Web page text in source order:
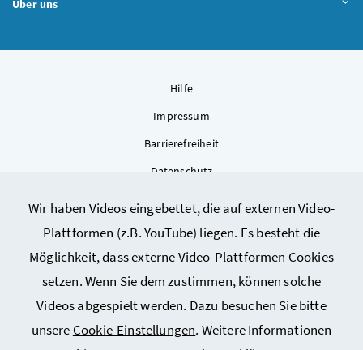
Wir haben Videos eingebettet, die auf externen Video-
Plattformen (z.B. YouTube) liegen. Es besteht die
Möglichkeit, dass externe Video-Plattformen Cookies
setzen. Wenn Sie dem zustimmen, können solche
Videos abgespielt werden. Dazu besuchen Sie bitte
unsere Cookie-Einstellungen. Weitere Informationen
Über uns
Hilfe
Impressum
Barrierefreiheit
Datenschutz
Sitemap
Cookie-Einstellungen